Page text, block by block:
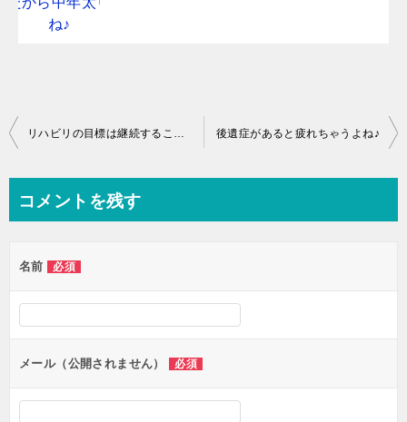
投
ビ
ー
シ
ン
リハビリの目標は継続することです♪ 後遺症があると疲れちゃうよね♪
コメントを残す
名前 必須
メール（公開されません） 必須